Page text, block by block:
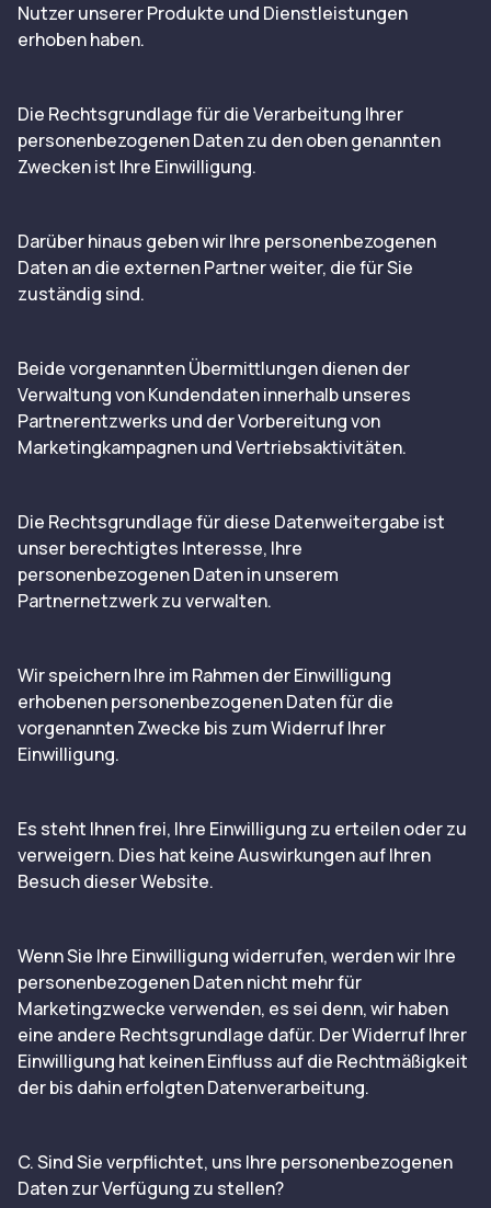
Nutzer unserer Produkte und Dienstleistungen
erhoben haben.
Die Rechtsgrundlage für die Verarbeitung Ihrer
personenbezogenen Daten zu den oben genannten
Zwecken ist Ihre Einwilligung.
Darüber hinaus geben wir Ihre personenbezogenen
Daten an die externen Partner weiter, die für Sie
zuständig sind.
Beide vorgenannten Übermittlungen dienen der
Verwaltung von Kundendaten innerhalb unseres
Partnerentzwerks und der Vorbereitung von
Marketingkampagnen und Vertriebsaktivitäten.
Die Rechtsgrundlage für diese Datenweitergabe ist
unser berechtigtes Interesse, Ihre
personenbezogenen Daten in unserem
Partnernetzwerk zu verwalten.
Wir speichern Ihre im Rahmen der Einwilligung
erhobenen personenbezogenen Daten für die
vorgenannten Zwecke bis zum Widerruf Ihrer
Einwilligung.
Es steht Ihnen frei, Ihre Einwilligung zu erteilen oder zu
verweigern. Dies hat keine Auswirkungen auf Ihren
Besuch dieser Website.
Wenn Sie Ihre Einwilligung widerrufen, werden wir Ihre
personenbezogenen Daten nicht mehr für
Marketingzwecke verwenden, es sei denn, wir haben
eine andere Rechtsgrundlage dafür. Der Widerruf Ihrer
Einwilligung hat keinen Einfluss auf die Rechtmäßigkeit
der bis dahin erfolgten Datenverarbeitung.
C. Sind Sie verpflichtet, uns Ihre personenbezogenen
Daten zur Verfügung zu stellen?